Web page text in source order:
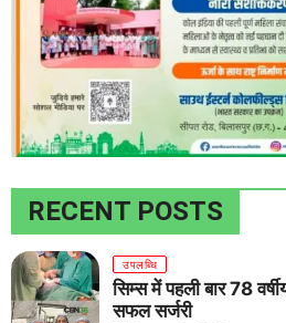
RECENT POSTS
उपलब्धि
सिम्स में पहली बार 78
सफल सर्जरी